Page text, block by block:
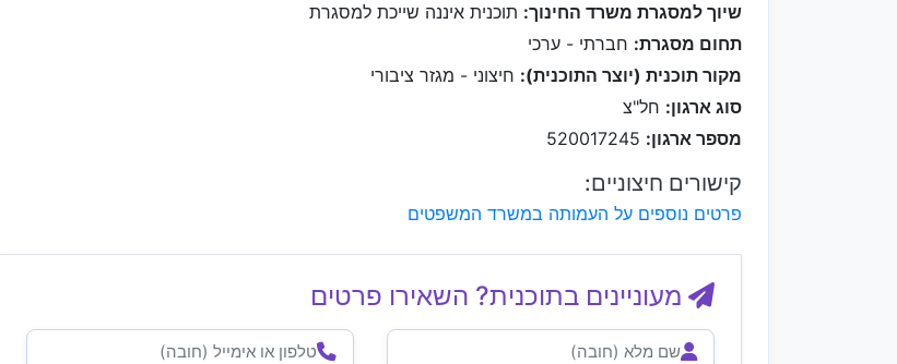
שיוך למסגרת משרד החינוך: תוכנית איננה שייכת למסגרת
תחום מסגרת: חברתי - ערכי
מקור תוכנית (יוצר התוכנית): חיצוני - מגזר ציבורי
סוג ארגון: חל"צ
מספר ארגון:
קישורים חיצוניים:
פרטים נוספים על העמותה במשרד המשפטים
מעוניינים בתוכנית? השאירו פרטים